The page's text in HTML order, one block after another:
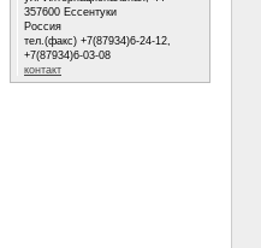
357600 Ессентуки
Россия
тел.(факс) +7(87934)6-24-12,
+7(87934)6-03-08
контакт